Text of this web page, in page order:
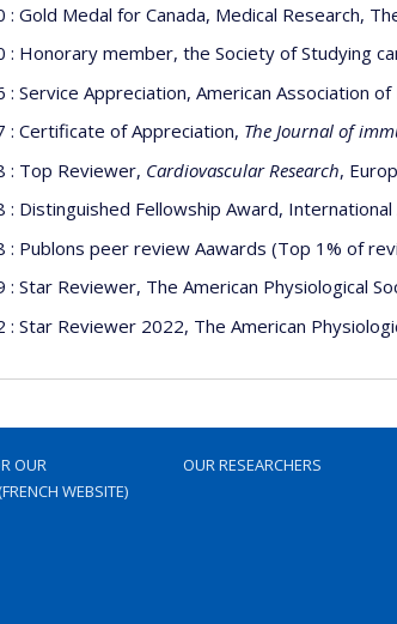
: Gold Medal for Canada, Medical Research,
: Honorary member, the Society of Studying
: Service Appreciation, American Association
: Certificate of Appreciation, The Journal of
: Top Reviewer, Cardiovascular Research,
: Distinguished Fellowship Award,
: Publons peer review Aawards (Top 1% of
: Star Reviewer, The American Physiological
: Star Reviewer 2022, The American
OUR
WEBSITE)
OUR RESEARCHERS